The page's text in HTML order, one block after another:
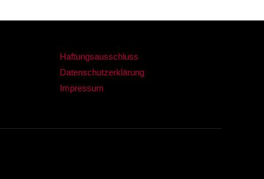
Haftungsausschluss
Datenschutzerklärung
Impressum